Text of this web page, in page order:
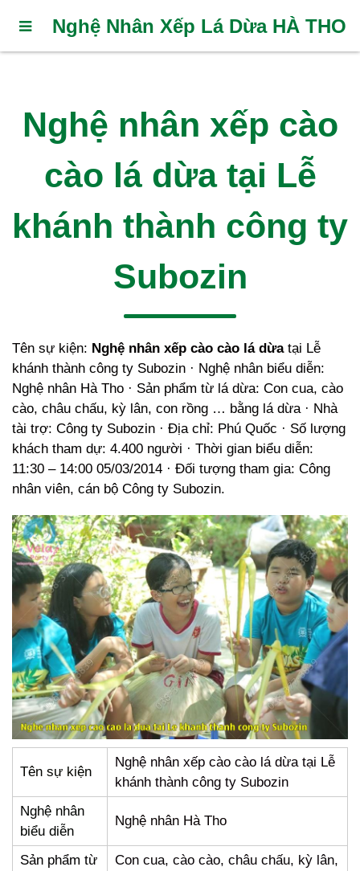
Nghệ Nhân Xếp Lá Dừa HÀ THO
Nghệ nhân xếp cào
cào lá dừa tại Lễ
khánh thành công ty
Subozin
Tên sự kiện: Nghệ nhân xếp cào cào lá dừatại Lễ
khánh thành công ty Subozin · Nghệ nhân biểu diễn:
Nghệ nhân Hà Tho · Sản phẩm từ lá dừa: Con cua, cào
cào, châu chấu, kỳ lân, con rồng … bằng lá dừa · Nhà
tài trợ: Công ty Subozin · Địa chỉ: Phú Quốc · Số lượng
khách tham dự: 4.400 người · Thời gian biểu diễn:
11:30 – 14:00 05/03/2014 · Đối tượng tham gia: Công
nhân viên, cán bộ Công ty Subozin.
Tên sự kiện
Nghệ nhân xếp cào cào lá dừa tại Lễ
khánh thành công ty Subozin
Nghệ nhân
biểu diễn
Nghệ nhân Hà Tho
Sản phẩm từ
Con cua, cào cào, châu chấu, kỳ lân,